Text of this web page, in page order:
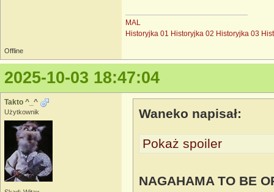
MAL
Historyjka 01 Historyjka 02 Historyjka 03
Offline
2025-10-03 18:47:04
Takto ^_^
Użytkownik Waneko napisał:
Pokaż spoiler
NAGAHAMA TO BE